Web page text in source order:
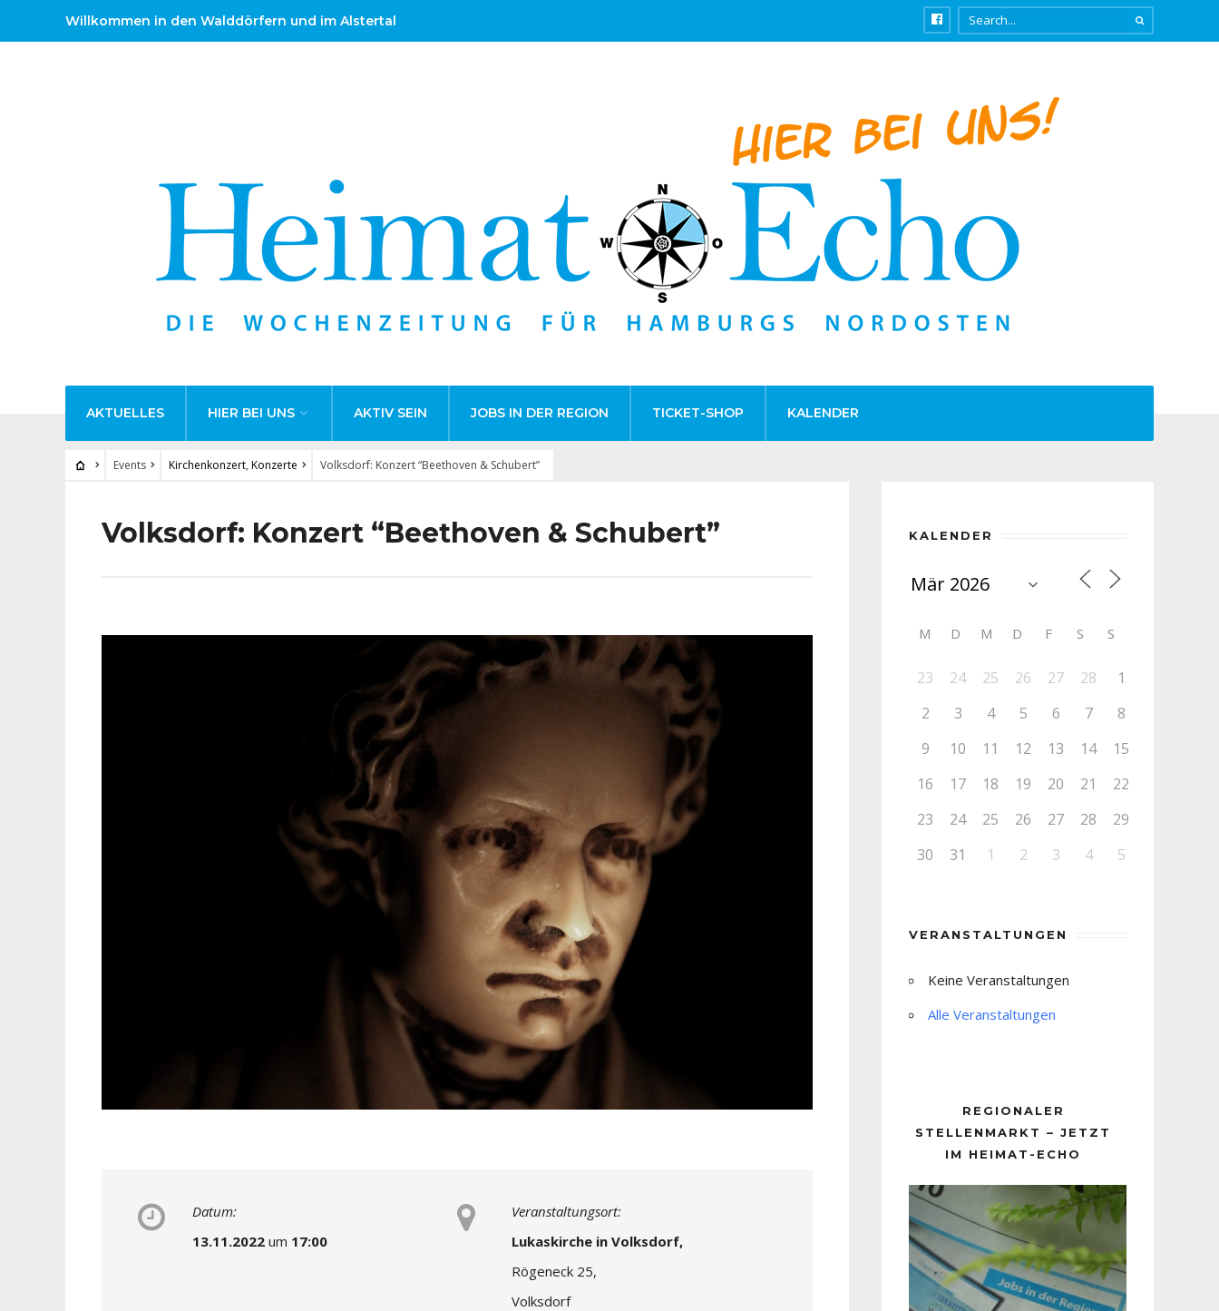
Willkommen in den Walddörfern und im Alstertal
AKTUELLES HIER BEI UNS AKTIV SEIN JOBS IN DER REGION TICKET-SHOP KALENDER
Events Kirchenkonzert, Konzerte Volksdorf: Konzert “Beethoven & Schubert”
Volksdorf: Konzert “Beethoven & Schubert”
Datum:
13.11.2022 um 17:00
Veranstaltungsort:
Lukaskirche in Volksdorf,
Rögeneck 25,
Volksdorf
KALENDER
M D M D F S S
23 24 25 26 27 28
1
2
3 4 5 6 7
8
9
10 11 12 13 14
15
16
17 18 19 20 21
22
23
24 25 26 27 28
29
30
31 1 2 3 4 5
VERANSTALTUNGEN
Keine Veranstaltungen
Alle Veranstaltungen
REGIONALER
STELLENMARKT – JETZT
IM HEIMAT-ECHO
Player